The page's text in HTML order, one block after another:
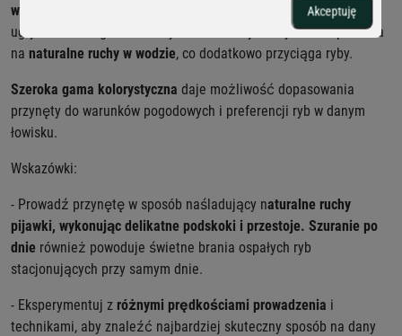
Akceptuję
wytrzymałego materiału
, przez co jest odporna na wielokrotne
ugryzienia i długotrwałe użytkowanie. Jej elastyczność pozwala
na naturalne ruchy w wodzie, co dodatkowo przyciąga ryby.
Szeroka gama kolorystyczna daje możliwość dopasowania
przynęty do warunków pogodowych i preferencji ryb w danym
łowisku.
Wskazówki:
- Prowadź przynętę w sposób naśladujący naturalne ruchy
pijawki, wykonując delikatne podskoki i przestoje. Szuranie po
dnie również powoduje świetne brania ospałych ryb
stacjonujących przy samym dnie.
- Eksperymentuj z różnymi prędkościami prowadzenia i
technikami, aby znaleźć najbardziej skuteczny sposób na dany